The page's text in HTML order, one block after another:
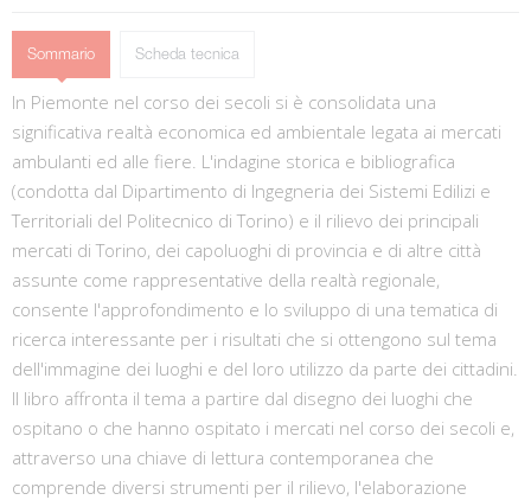
Sommario Scheda tecnica
In Piemonte nel corso dei secoli si è consolidata una
significativa realtà economica ed ambientale legata ai mercati
ambulanti ed alle fiere. L'indagine storica e bibliografica
(condotta dal Dipartimento di Ingegneria dei Sistemi Edilizi e
Territoriali del Politecnico di Torino) e il rilievo dei principali
mercati di Torino, dei capoluoghi di provincia e di altre città
assunte come rappresentative della realtà regionale,
consente l'approfondimento e lo sviluppo di una tematica di
ricerca interessante per i risultati che si ottengono sul tema
dell'immagine dei luoghi e del loro utilizzo da parte dei cittadini.
Il libro affronta il tema a partire dal disegno dei luoghi che
ospitano o che hanno ospitato i mercati nel corso dei secoli e,
attraverso una chiave di lettura contemporanea che
comprende diversi strumenti per il rilievo, l'elaborazione